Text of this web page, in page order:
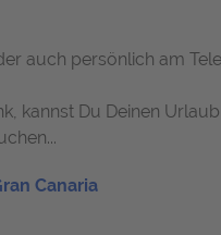
auch persönlich am
kannst Du Deinen
Canaria